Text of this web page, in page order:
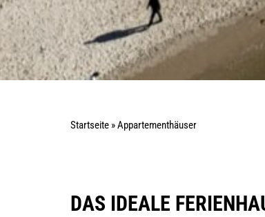
Startseite »Appartementhäuser
DAS IDEALE